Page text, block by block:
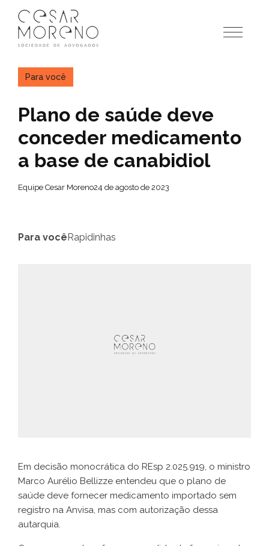
para
conteúdo
Para você
Plano de saúde deve
conceder medicamento
a base de canabidiol
Equipe Cesar Moreno24 de agosto de 2023
Para vocêRapidinhas
Em decisão monocrática do REsp 2.025.919, o ministro
Marco Aurélio Bellizze entendeu que o plano de
saúde deve fornecer medicamento importado sem
registro na Anvisa, mas com autorização dessa
autarquia.